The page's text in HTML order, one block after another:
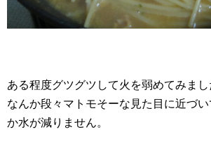
ある程度グツグツして火を弱めてみまし
なんか段々マトモそーな見た目に近づ
か水が減りません。